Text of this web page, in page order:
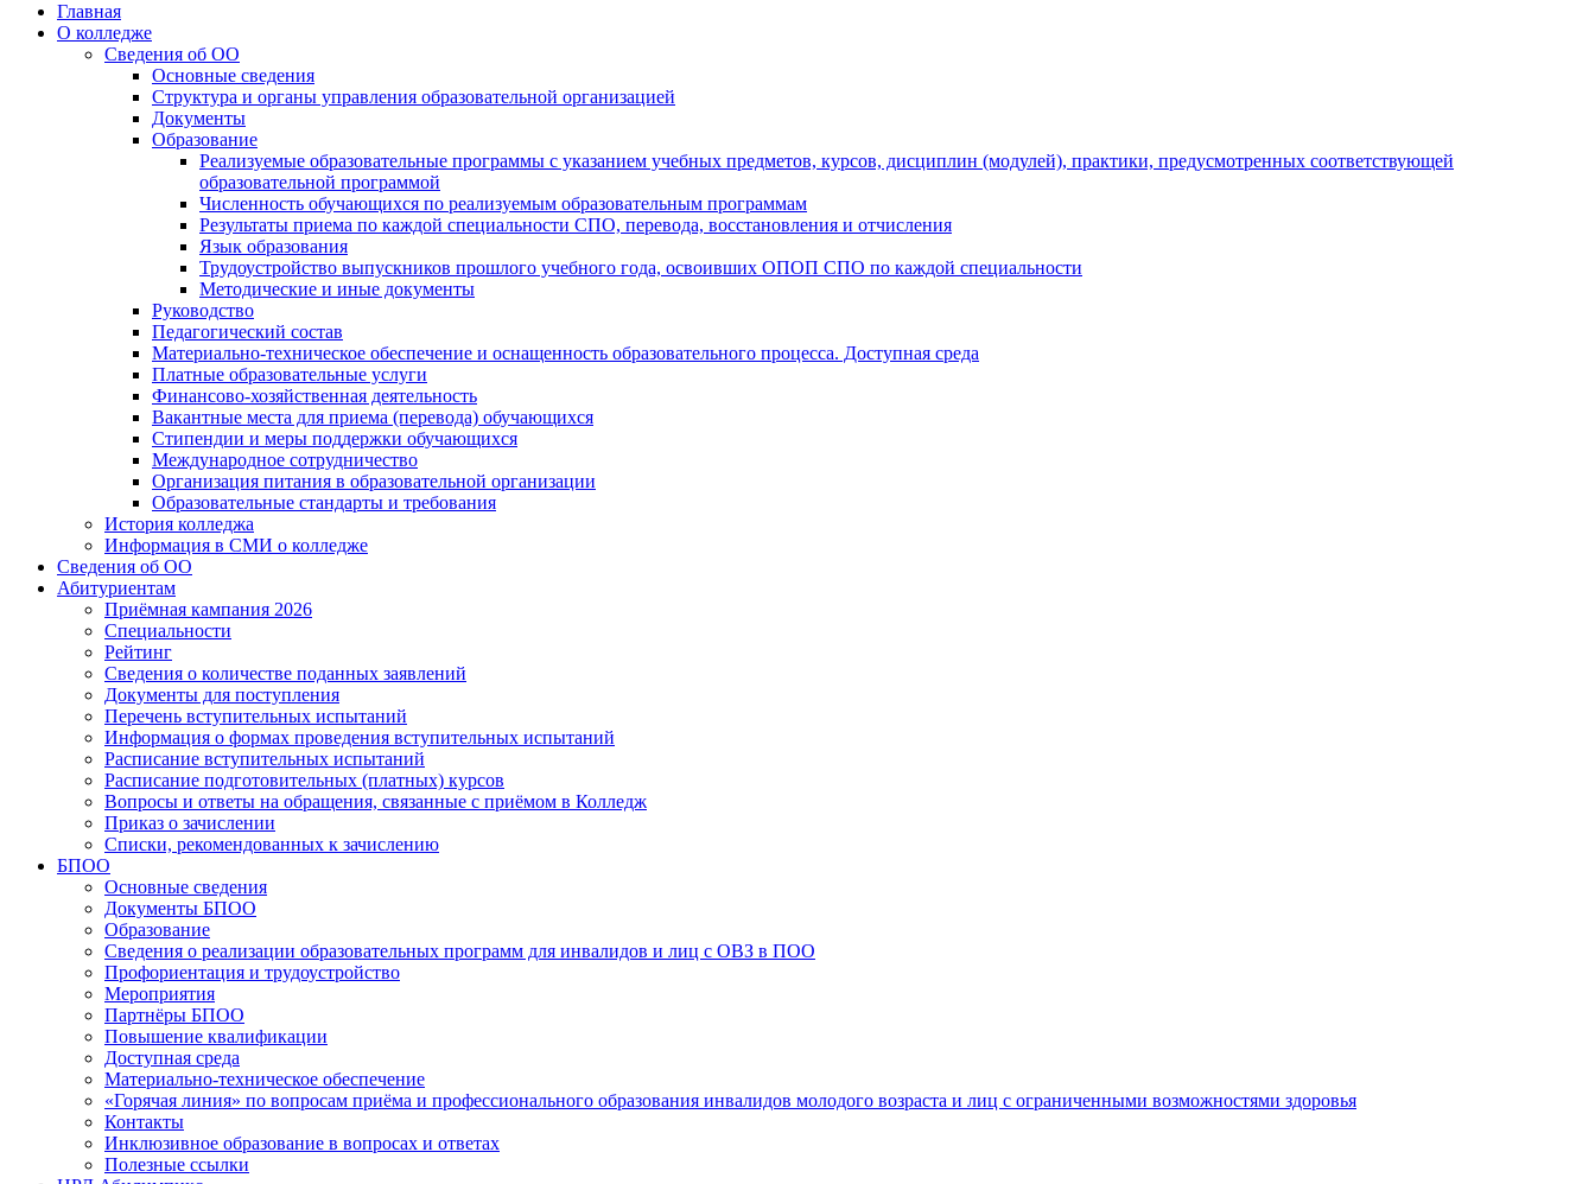
Главная
О колледже
Сведения об ОО
Основные сведения
Структура и органы управления образовательной организацией
Документы
Образование
Реализуемые образовательные программы с указанием учебных предметов, курсов, дисциплин (модулей), практики, предусмотренных соответствующей
образовательной программой
Численность обучающихся по реализуемым образовательным программам
Результаты приема по каждой специальности СПО, перевода, восстановления и отчисления
Язык образования
Трудоустройство выпускников прошлого учебного года, освоивших ОПОП СПО по каждой специальности
Методические и иные документы
Руководство
Педагогический состав
Материально-техническое обеспечение и оснащенность образовательного процесса. Доступная среда
Платные образовательные услуги
Финансово-хозяйственная деятельность
Вакантные места для приема (перевода) обучающихся
Стипендии и меры поддержки обучающихся
Международное сотрудничество
Организация питания в образовательной организации
Образовательные стандарты и требования
История колледжа
Информация в СМИ о колледже
Сведения об ОО
Абитуриентам
Приёмная кампания 2026
Специальности
Рейтинг
Сведения о количестве поданных заявлений
Документы для поступления
Перечень вступительных испытаний
Информация о формах проведения вступительных испытаний
Расписание вступительных испытаний
Расписание подготовительных (платных) курсов
Вопросы и ответы на обращения, связанные с приёмом в Колледж
Приказ о зачислении
Списки, рекомендованных к зачислению
БПОО
Основные сведения
Документы БПОО
Образование
Сведения о реализации образовательных программ для инвалидов и лиц с ОВЗ в ПОО
Профориентация и трудоустройство
Мероприятия
Партнёры БПОО
Повышение квалификации
Доступная среда
Материально-техническое обеспечение
«Горячая линия» по вопросам приёма и профессионального образования инвалидов молодого возраста и лиц с ограниченными возможностями здоровья
Контакты
Инклюзивное образование в вопросах и ответах
Полезные ссылки